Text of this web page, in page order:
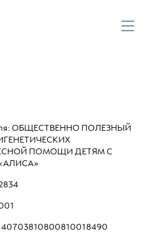
ОБЩЕСТВЕННО ПОЛЕЗНЫЙ
ПОМОЩИ ДЕТЯМ С
40703810800810018490